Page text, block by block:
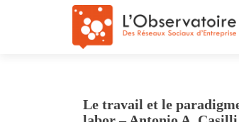
Le travail et le